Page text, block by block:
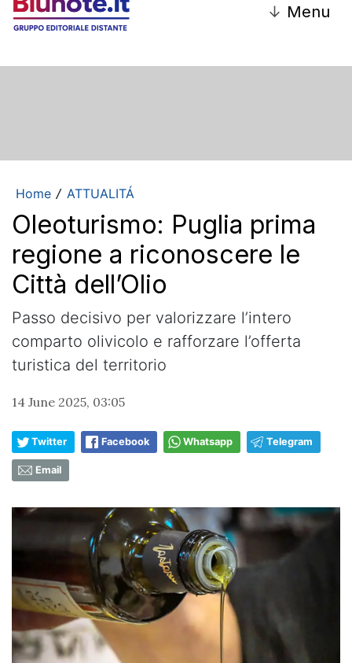
↓ Menu
Home / ATTUALITÁ
Oleoturismo: Puglia prima
regione a riconoscere le
Città dell’Olio
Passo decisivo per valorizzare l’intero
comparto olivicolo e rafforzare l’offerta
turistica del territorio
14 June 2025, 03:05
Twitter Facebook Whatsapp Telegram
Email